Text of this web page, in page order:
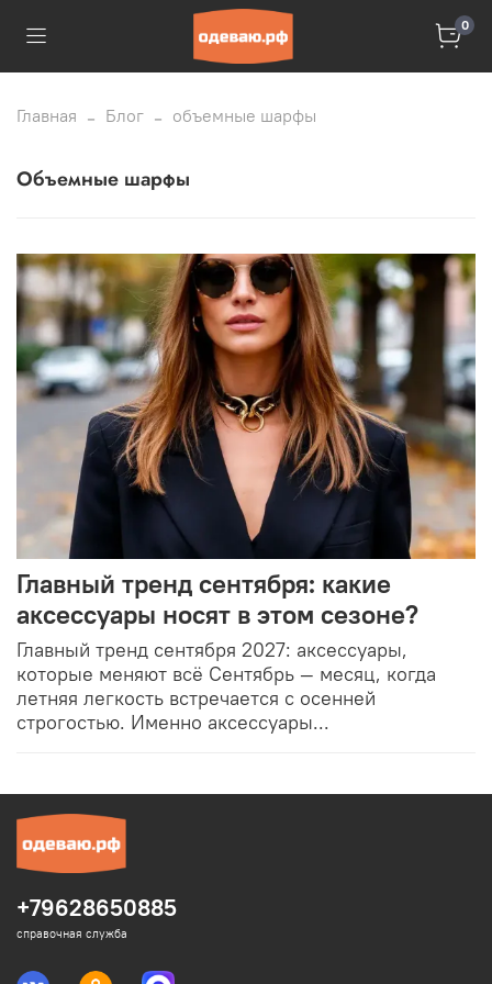
0
Главная Блог объемные шарфы
объемные шарфы
Главный тренд сентября: какие
аксессуары носят в этом сезоне?
Главный тренд сентября 2027: аксессуары,
которые меняют всё Сентябрь — месяц, когда
летняя легкость встречается с осенней
строгостью. Именно аксессуары...
+79628650885
справочная служба